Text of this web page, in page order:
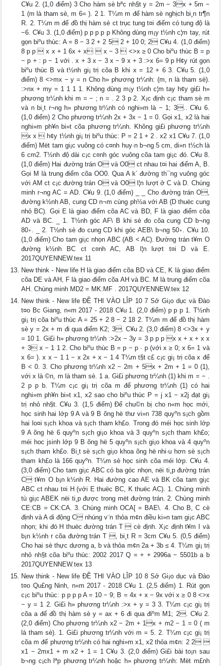
C¥u 2. (1,0 điểm) 3 Cho hàm sè bªc nh§t y = 2m − 3x + 5m −
1 (m là tham sè, m 6= ). 2 1. T¼m m để hàm sè nghịch bi¸n tr¶n
R. 2. T¼m m để đồ thị hàm sè c­t trục tung t¤i điểm có tung độ là
−6. C¥u 3. (1,0 điểm) p p p p p Không dùng m¡y t½nh c¦m tay, rút
gọn biºu thùc: A = 8 − 3 2 + 2 5 2 + 10 0; 2 C¥u 4. (1,0 điểm)
8 p p  x x + 1 6x + x  x − 3  <>x ≥ 0 Cho biºu thùc B = p
− p + : p − 1 với . x + 3 x − 3 x − 9 x + 3 :>x 6= 9 p H¢y rút gọn
biºu thùc B và t½nh gi¡ trị cõa B khi x = 12 + 6 3. C¥u 5. (1,0
điểm) 8 <>mx − y = n Cho h» phương tr¼nh: (m, n là tham sè).
:>nx + my = 1 1 1 1. Không dùng m¡y t½nh c¦m tay h¢y gi£i h»
phương tr¼nh khi m = − ; n = . 2 3 p 2. X¡c định c¡c tham sè m
và n bi¸t r¬ng h» phương tr¼nh có nghi»m là − 1; 3.. C¥u 6.
(1,0 điểm) 2 Cho phương tr¼nh 2x + 3x − 1 = 0. Gọi x1, x2 là hai
nghi»m ph¥n bi»t cõa phương tr¼nh. Không gi£i phương tr¼nh
x x  h¢y t½nh gi¡ trị biºu thùc: P = 2 1 + 2 . x2 x1 C¥u 7. (1,0
điểm) Mët tam gi¡c vuông có c¤nh huy·n b¬ng 5 cm, di»n t½ch là
6 cm2. T½nh độ dài c¡c c¤nh góc vuông cõa tam gi¡c đó. C¥u 8.
(1,0 điểm) Hai đường trán O và O0 c­t nhau t¤i hai điểm A, B.
Gọi M là trung điểm cõa OO0. Qua A k´ đường th¯ng vuông góc
với AM c­t c¡c đường trán O và O0 l¦n lượt ở C và D. Chùng
minh r¬ng AC = AD. C¥u 9. (1,0 điểm) _ _ Cho đường trán O,
đường k½nh AB, cung CD n¬m cùng ph½a với AB (D thuëc cung
nhỏ BC). Gọi E là giao điểm cõa AC và BD, F là giao điểm cõa
AD và BC. _ 1. T½nh góc AF\ B khi sè đo cõa cung CD b¬ng
80◦. _ 2. T½nh sè đo cung CD khi góc AEB\ b¬ng 50◦. C¥u 10.
(1,0 điểm) Cho tam gi¡c nhọn ABC (AB < AC). Đường trán t¥m O
đường k½nh BC c­t c¤nh AC, AB l¦n lượt t¤i D và E.
2017QUYENNEW.tex 11
New think - New life H là giao điểm cõa BD và CE, K là giao điểm
cõa DE và AH, F là giao điểm cõa AH và BC. M là trung điểm cõa
AH. Chùng minh MD2 = MK:MF . 2017QUYENNEW.tex 12
New think - New life ĐỀ THI VÀO LÎP 10 7 Sở Gi¡o dục và Đào
t¤o B­c Giang, n«m 2017 - 2018 C¥u 1. (2,0 điểm) p p p 1. T½nh
gi¡ trị cõa biºu thùc A = 25 + 2 8 − 2 18 2. T¼m m để đồ thị hàm
sè y = 2x + m đi qua điểm K2; 3. C¥u 2. (3,0 điểm) 8 <>3x + y
= 10 1. Gi£i h» phương tr¼nh :>2x − 3y = 3 p p p x x + x + x x
+ 3 x − 1 1 2. Cho biºu thùc B = p − p · p (với x ≥ 0; x 6= 1 và
x 6= ). x x − 1 1 − x 2x + x − 1 4 T¼m t§t c£ c¡c gi¡ trị cõa x để
B < 0. 3. Cho phương tr¼nh x2 − 2m + 5x + 2m + 1 = 0 (1),
với x là ©n, m là tham sè. 1 a. Gi£i phương tr¼nh (1) khi m = − .
2 p p b. T¼m c¡c gi¡ trị cõa m để phương tr¼nh (1) có hai
nghi»m ph¥n bi»t x1, x2 sao cho biºu thùc P = j x1 − x2j đạt gi¡
trị nhỏ nh§t. C¥u 3. (1,5 điểm) Để chu©n bị cho n«m học mới,
học sinh hai lớp 9 A và 9 B õng hë thư vi»n 738 quyºn s¡ch gồm
hai lo¤i s¡ch khoa và s¡ch tham kh£o. Trong đó méi học sinh lớp
9 A õng hë 6 quyºn s¡ch gi¡o khoa và 3 quyºn s¡ch tham kh£o;
méi hoc jsinh lớp 9 B õng hë 5 quyºn s¡ch gi¡o khoa và 4 quyºn
s¡ch tham kh£o. Bi¸t sè s¡ch gi¡o khoa õng hë nhi·u hơn sè s¡ch
tham kh£o là 166 quyºn. T¼m sè học sinh cõa méi lớp. C¥u 4.
(3,0 điểm) Cho tam gi¡c ABC có ba góc nhọn, nëi ti¸p đường trán
C t¥m O b¡n k½nh R. Hai đường cao AE và BK cõa tam gi¡c
ABC c­t nhau t¤i H (với E thuëc BC, K thuëc AC). 1. Chùng minh
tù gi¡c ABEK nëi ti¸p được trong mët đường trán. 2. Chùng minh
CE:CB = CK:CA. 3. Chùng minh OCA[ = BAE\. 4. Cho B, C cè
định và A di động C nhúng v¨n thỏa m¢n điều ki»n tam gi¡c ABC
nhọn; khi đó H thuëc đường trán T  cè định. X¡c định t¥m I và
b¡n k½nh r cõa đường trán T , bi¸t R = 3cm C¥u 5. (0,5 điểm)
Cho hai sè thực dương a, b và thỏa m¢n 2a + 3b ≤ 4. T¼m gi¡ trị
nhỏ nh§t cõa biºu thùc: 2002 2017 Q = + + 2996a − 5501b a b
2017QUYENNEW.tex 13
New think - New life ĐỀ THI VÀO LÎP 10 8 Sở Gi¡o dục và Đào
t¤o Qu£ng Ninh, n«m 2017 - 2018 C¥u 1. (2,5 điểm) 1. Rút gọn
c¡c biºu thùc: p p p p A = 10 − 9; B = 4x + x − 9x với x ≥ 0 8 <>x
− y = 1 2. Gi£i h» phương tr¼nh :>x + y = 3 3. T¼m c¡c gi¡ trị
cõa a để đồ thị hàm sè y = ax + 6 đi qua điºm M1; 2. C¥u 2.
(2,0 điểm) Cho phương tr¼nh x2 − 2m + 1x + m2 − 1 = 0 ( m
là tham sè). 1. Gi£i phương tr¼nh với m = 5. 2. T¼m c¡c gi¡ trị
cõa m để phương tr¼nh có hai nghi»m x1, x2 thỏa m¢n: 2 2 
x1 − 2mx1 + m x2 + 1 = 1 C¥u 3. (2,0 điểm) Gi£i bài to¡n sau
b¬ng c¡ch lªp phương tr¼nh hoặc h» phương tr¼nh: Mët m£nh